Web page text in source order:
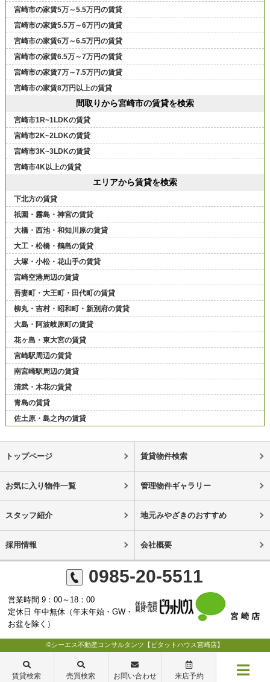
宮崎市の家賃5万～5.5万円の賃貸
宮崎市の家賃5.5万～6万円の賃貸
宮崎市の家賃6万～6.5万円の賃貸
宮崎市の家賃6.5万～7万円の賃貸
宮崎市の家賃7万～7.5万円の賃貸
宮崎市の家賃8万円以上の賃貸
間取りから宮崎市の賃貸を検索
宮崎市1R~1LDKの賃貸
宮崎市2K~2LDKの賃貸
宮崎市3K~3LDKの賃貸
宮崎市4K以上の賃貸
エリアから賃貸を検索
下北方の賃貸
祇園・霧島・神宮の賃貸
大橋・西池・和知川原の賃貸
大工・松橋・鶴島の賃貸
大塚・小松・花山手の賃貸
宮崎空港周辺の賃貸
吾妻町・大王町・田代町の賃貸
柳丸・吉村・昭和町・新別府の賃貸
大島・阿波岐原町の賃貸
花ヶ島・東大宮の賃貸
宮崎駅周辺の賃貸
南宮崎駅周辺の賃貸
清武・木花の賃貸
青島の賃貸
佐土原・島之内の賃貸
トップページ 賃貸物件検索
お気に入り物件一覧 管理物件ギャラリー
スタッフ紹介 地元みやざきのおすすめ
採用情報 会社概要
0985-20-5511
営業時間 9：00～18：00
定休日 年中無休（年末年始・GW・
お盆を除く）
©シーエス不動産コンサルタンツ【ピタットハウス宮崎店】
賃貸検索 売買検索 お問い合わせ 来店予約